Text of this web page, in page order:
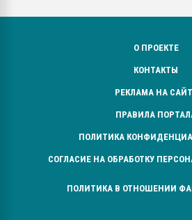
О ПРОЕКТЕ
КОНТАКТЫ
РЕКЛАМА НА
ПРАВИЛА
ПОЛИТИКА
СОГЛАСИЕ НА ОБРАБОТКУ
ПОЛИТИКА В ОТНОШЕНИИ